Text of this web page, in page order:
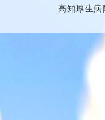
高知厚生病